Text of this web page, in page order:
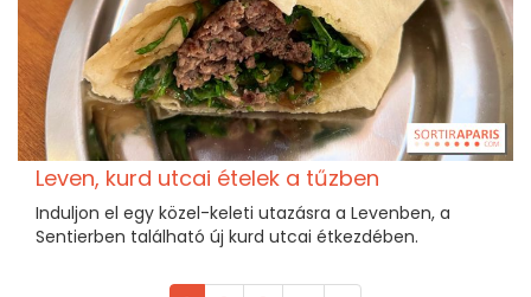
Leven, kurd utcai ételek a tűzben
Induljon el egy közel-keleti utazásra a Levenben, a
Sentierben található új kurd utcai étkezdében.